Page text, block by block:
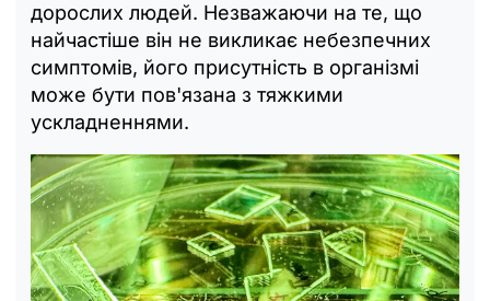
дорослих людей. Незважаючи на те, що
найчастіше він не викликає небезпечних
симптомів, його присутність в організмі
може бути пов'язана з тяжкими
ускладненнями.